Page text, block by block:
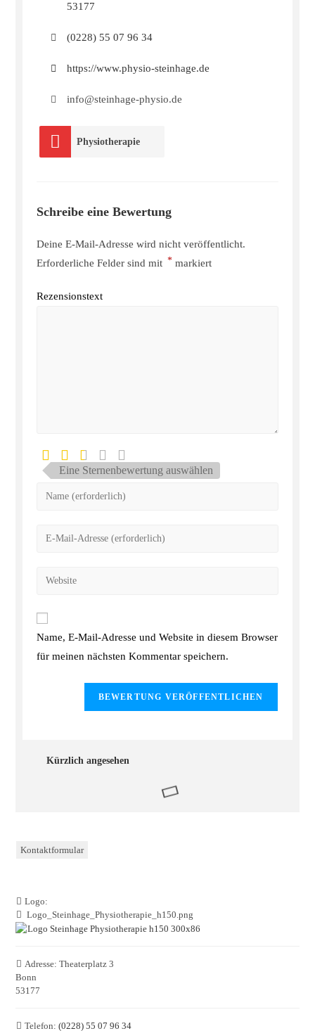
53177
(0228) 55 07 96 34
https://www.physio-steinhage.de
info@steinhage-physio.de
Physiotherapie
Schreibe eine Bewertung
Deine E-Mail-Adresse wird nicht veröffentlicht.
Erforderliche Felder sind mit * markiert
Rezensionstext
Eine Sternenbewertung auswählen
Name, E-Mail-Adresse und Website in diesem Browser
für meinen nächsten Kommentar speichern.
Kürzlich angesehen
Kontaktformular
Logo:
Logo_Steinhage_Physiotherapie_h150.png
Adresse: Theaterplatz 3
Bonn
53177
Telefon: (0228) 55 07 96 34